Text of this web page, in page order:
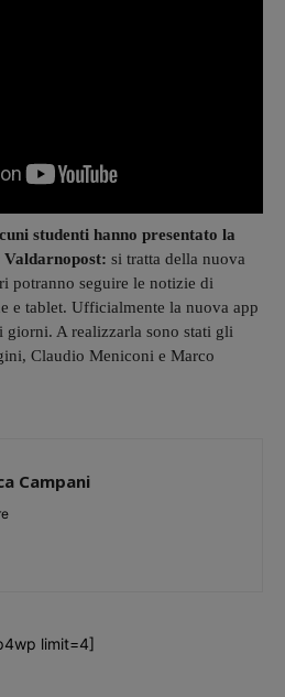
studenti hanno presentato la
Valdarnopost: si tratta della nuova
potranno seguire le notizie di
e tablet. Ufficialmente la nuova app
giorni. A realizzarla sono stati gli
Claudio Meniconi e Marco
Campani
limit=4]